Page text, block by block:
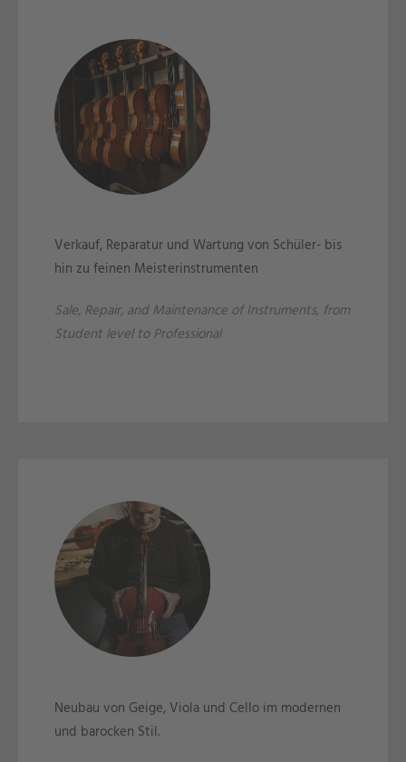
Verkauf, Reparatur und Wartung von Schüler- bis
hin zu feinen Meisterinstrumenten
Sale, Repair, and Maintenance of Instruments, from
Student level to Professional
Neubau von Geige, Viola und Cello im modernen
und barocken Stil.